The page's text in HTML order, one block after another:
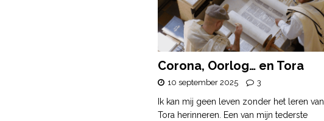
Corona, Oorlog… en Tora
10 september 2025 3
Ik kan mij geen leven zonder het leren van
Tora herinneren. Een van mijn tederste